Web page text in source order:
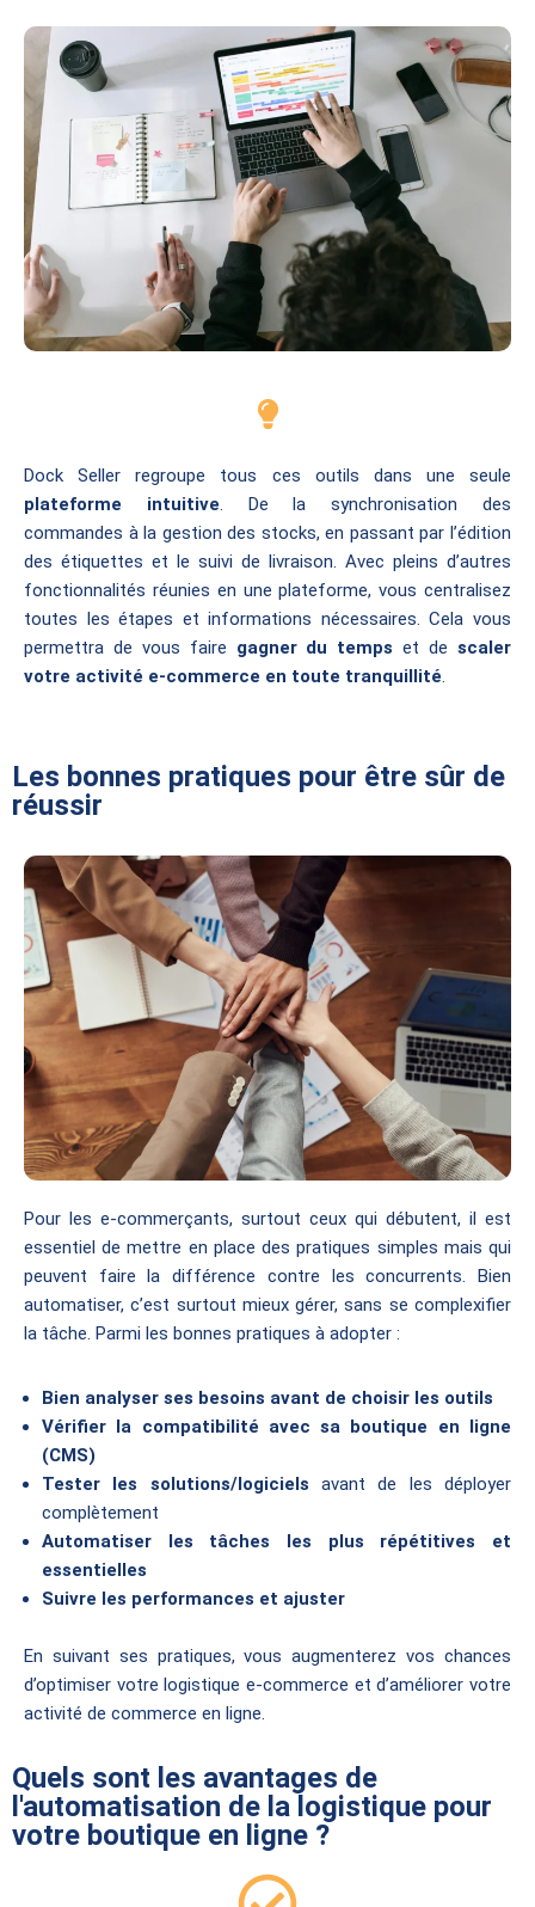
Dock Seller regroupe tous ces outils dans une seule
plateforme intuitive. De la synchronisation des
commandes à la gestion des stocks, en passant par l’édition
des étiquettes et le suivi de livraison. Avec pleins d’autres
fonctionnalités réunies en une plateforme, vous centralisez
toutes les étapes et informations nécessaires. Cela vous
permettra de vous faire gagner du temps et descaler
votre activité e-commerce en toute tranquillité.
Les bonnes pratiques pour être sûr de
réussir
Pour les e-commerçants, surtout ceux qui débutent, il est
essentiel de mettre en place des pratiques simples mais qui
peuvent faire la différence contre les concurrents. Bien
automatiser, c’est surtout mieux gérer, sans se complexifier
la tâche. Parmi les bonnes pratiques à adopter :
Bien analyser ses besoins avant de choisir les outils
Vérifier la compatibilité avec sa boutique en ligne
(CMS)
Tester les solutions/logiciels avant de les déployer
complètement
Automatiser les tâches les plus répétitives et
essentielles
Suivre les performances et ajuster
En suivant ses pratiques, vous augmenterez vos chances
d’optimiser votre logistique e-commerce et d’améliorer votre
activité de commerce en ligne.
Quels sont les avantages de
l'automatisation de la logistique pour
votre boutique en ligne ?